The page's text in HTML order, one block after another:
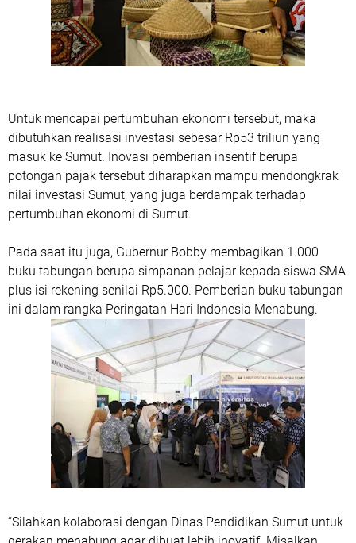
Untuk mencapai pertumbuhan ekonomi tersebut, maka
dibutuhkan realisasi investasi sebesar Rp53 triliun yang
masuk ke Sumut. Inovasi pemberian insentif berupa
potongan pajak tersebut diharapkan mampu mendongkrak
nilai investasi Sumut, yang juga berdampak terhadap
pertumbuhan ekonomi di Sumut.
Pada saat itu juga, Gubernur Bobby membagikan 1.000
buku tabungan berupa simpanan pelajar kepada siswa SMA
plus isi rekening senilai Rp5.000. Pemberian buku tabungan
ini dalam rangka Peringatan Hari Indonesia Menabung.
“Silahkan kolaborasi dengan Dinas Pendidikan Sumut untuk